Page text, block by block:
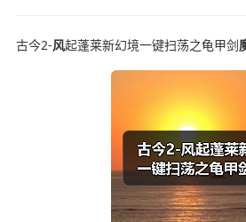
古今2-风起蓬莱新幻境一键扫荡之龟甲剑